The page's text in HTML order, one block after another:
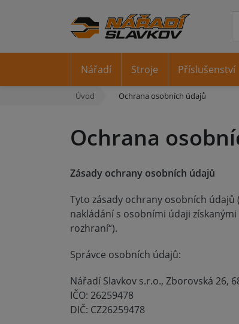
Úvod Ochrana osobních údajů
Ochrana
Zásady ochrany osobních údajů
Tyto zásady ochrany osobních údajů
nakládání s osobními údaji
rozhraní“).
Správce osobních údajů:
Nářadí Slavkov s.r.o., Zborovská 26,
IČO: 26259478
DIČ: CZ26259478
Nářadí Stroje Příslušenství